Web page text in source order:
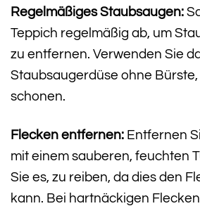
Regelmäßiges Staubsaugen:
Teppich regelmäßig ab, um
zu entfernen. Verwenden Sie
Staubsaugerdüse ohne Bürste,
schonen.
Flecken entfernen: Entfernen
mit einem sauberen, feuchten
Sie es, zu reiben, da dies den
kann. Bei hartnäckigen